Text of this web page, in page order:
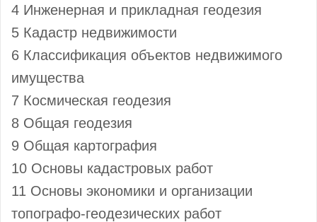
4 Инженерная и прикладная геодезия
5 Кадастр недвижимости
6 Классификация объектов недвижимого
имущества
7 Космическая геодезия
8 Общая геодезия
9 Общая картография
10 Основы кадастровых работ
11 Основы экономики и организации
топографо-геодезических работ